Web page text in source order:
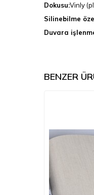
Dokusu:Vinly
Silinebilme
Duvara
BENZER